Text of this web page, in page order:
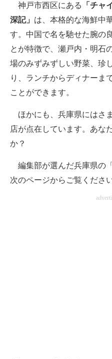
神戸市西区にある
「チャ
深記」 は、本格的な海鮮中
す。中国で名を馳せた腕の
とが特徴で、瀬戸内・明石
場のみずみずしい野菜、珍
り、ランチからディナーま
ことができます。
ほかにも、兵庫県にはさ
店が点在しています。あな
か？
編集部が選んだ兵庫県の
次のページからご覧くださ